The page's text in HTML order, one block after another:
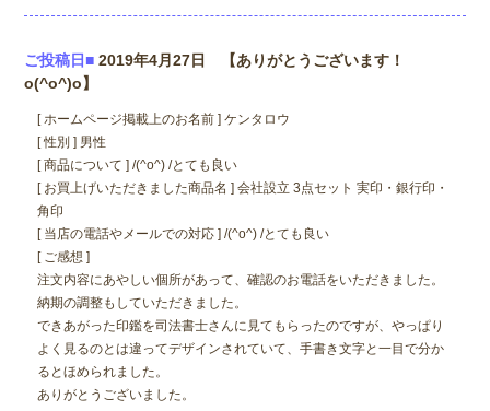
ご投稿日■ 2019年4月27日 【ありがとうございます！
o(^o^)o】
[ ホームページ掲載上のお名前 ] ケンタロウ
[ 性別 ] 男性
[ 商品について ] /(^o^) /とても良い
[ お買上げいただきました商品名 ] 会社設立 3点セット 実印・銀行印・
角印
[ 当店の電話やメールでの対応 ] /(^o^) /とても良い
[ ご感想 ]
注文内容にあやしい個所があって、確認のお電話をいただきました。
納期の調整もしていただきました。
できあがった印鑑を司法書士さんに見てもらったのですが、やっぱり
よく見るのとは違ってデザインされていて、手書き文字と一目で分か
るとほめられました。
ありがとうございました。